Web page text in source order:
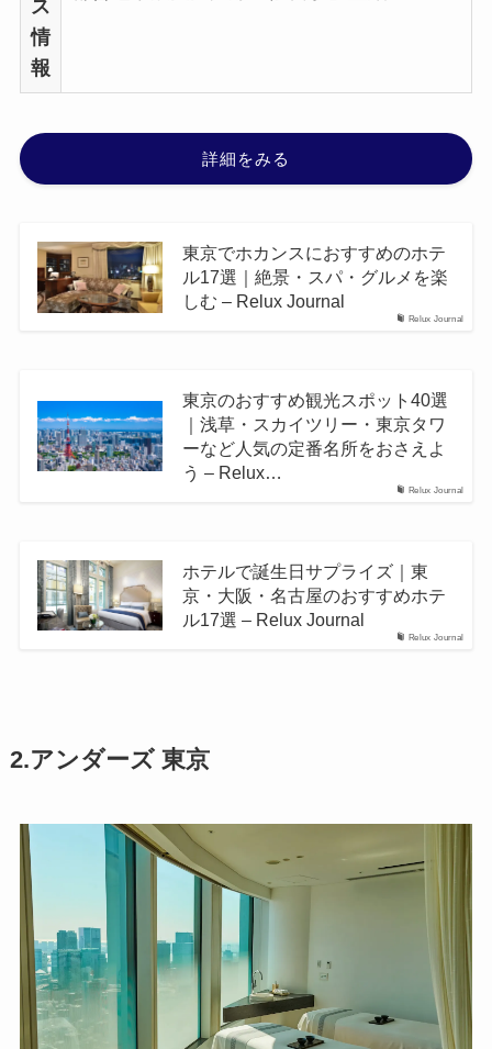
ス
情
報
詳細をみる
Relux Journal
東京でホカンスにおすすめのホテ
ル17選｜絶景・スパ・グルメを楽
しむ – Relux Journal
Relux Journal
東京のおすすめ観光スポット40選
｜浅草・スカイツリー・東京タワ
ーなど人気の定番名所をおさえよ
う – Relux…
Relux Journal
ホテルで誕生日サプライズ｜東
京・大阪・名古屋のおすすめホテ
ル17選 – Relux Journal
2.アンダーズ 東京